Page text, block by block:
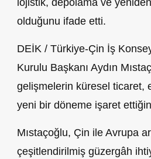
lojistik, depolama ve
olduğunu ifade etti.
DEİK / Türkiye-Çin İş
Kurulu Başkanı Aydın
gelişmelerin küresel ticaret,
yeni bir döneme işaret
Mıstaçoğlu, Çin ile Avrupa
çeşitlendirilmiş güzergâh